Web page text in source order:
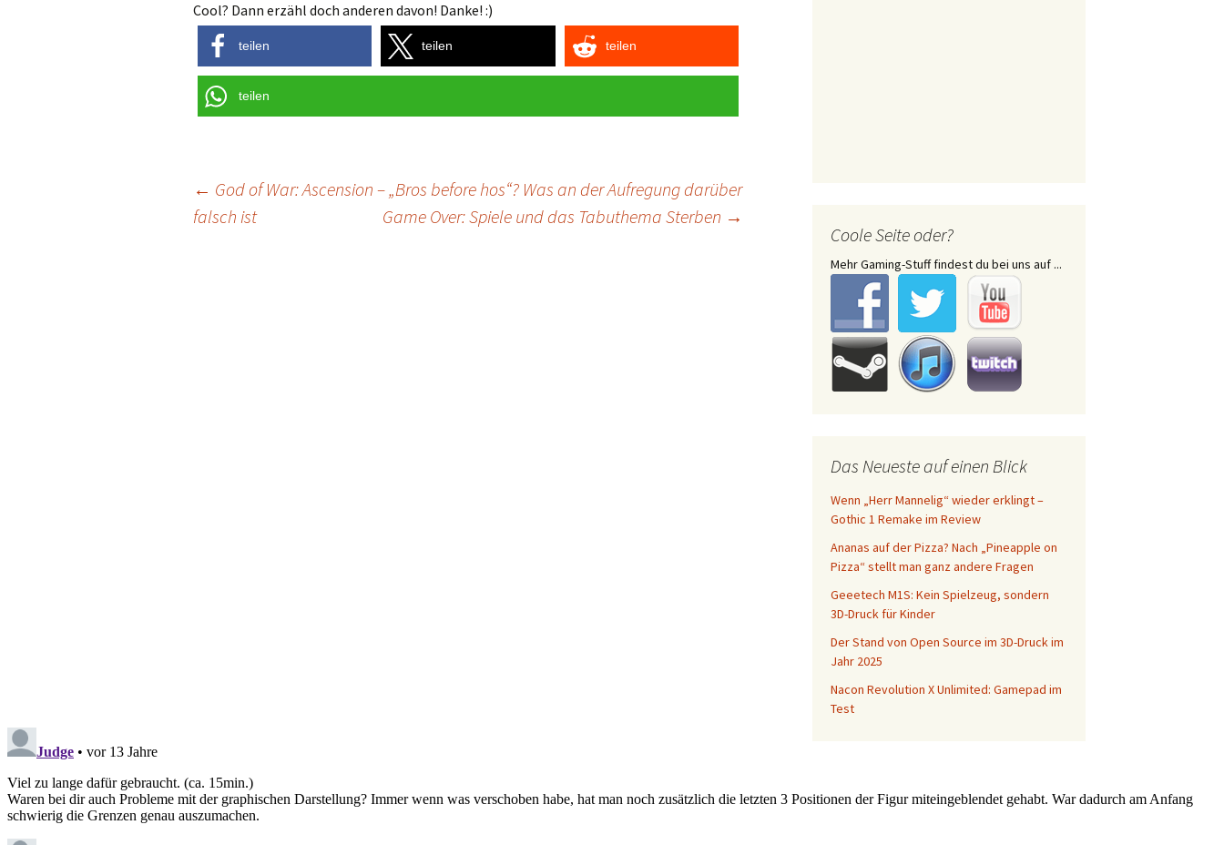
Cool? Dann erzähl doch anderen davon! Danke! :)
teilen teilen teilen
teilen
← God of War: Ascension – „Bros before hos“? Was an der Aufregung darüber
falsch ist
Game Over: Spiele und das Tabuthema Sterben →
Coole Seite oder?
Mehr Gaming-Stuff findest du bei uns auf ...
Das Neueste auf einen Blick
Wenn „Herr Mannelig“ wieder erklingt –
Gothic 1 Remake im Review
Ananas auf der Pizza? Nach „Pineapple on
Pizza“ stellt man ganz andere Fragen
Geeetech M1S: Kein Spielzeug, sondern
3D-Druck für Kinder
Der Stand von Open Source im 3D-Druck im
Jahr 2025
Nacon Revolution X Unlimited: Gamepad im
Test